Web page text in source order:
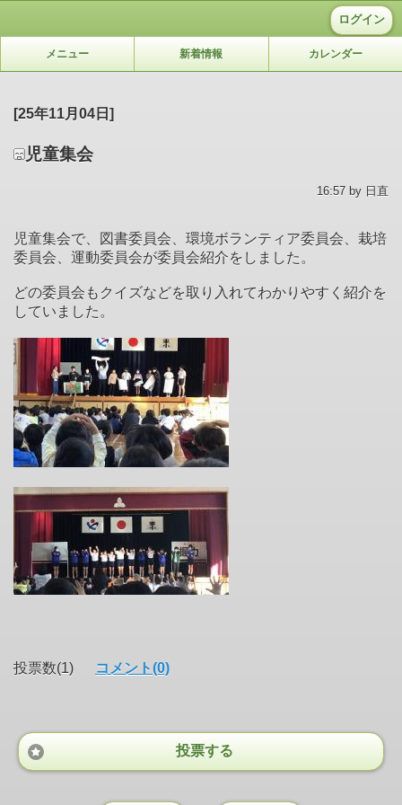
ログイン
メニュー 新着情報 カレンダー
[25年11月04日]
児童集会
16:57 by 日直
児童集会で、図書委員会、環境ボランティア委員会、栽培
委員会、運動委員会が委員会紹介をしました。
どの委員会もクイズなどを取り入れてわかりやすく紹介を
していました。
投票数(1) コメント(0)
投票する